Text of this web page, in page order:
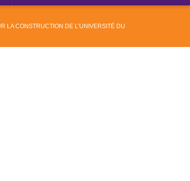
LA CONSTRUCTION DE L’UNIVERSITÉ DU